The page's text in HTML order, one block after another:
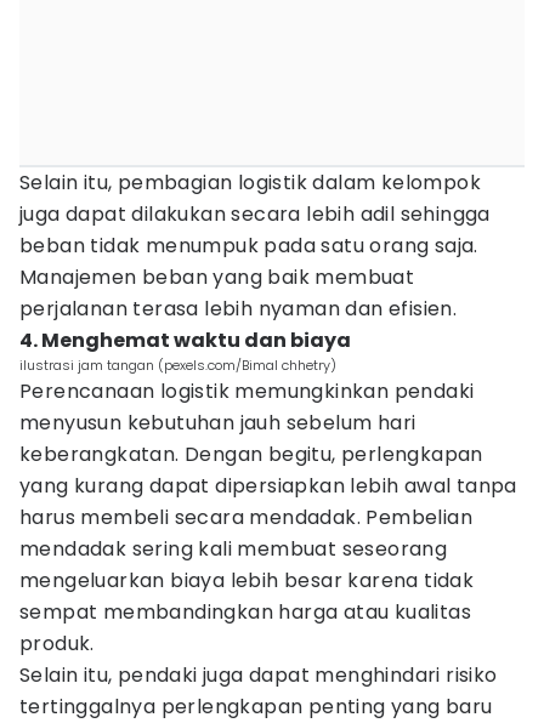
Selain itu, pembagian logistik dalam kelompok
juga dapat dilakukan secara lebih adil sehingga
beban tidak menumpuk pada satu orang saja.
Manajemen beban yang baik membuat
perjalanan terasa lebih nyaman dan efisien.
4. Menghemat waktu dan biaya
ilustrasi jam tangan (pexels.com/Bimal chhetry)
Perencanaan logistik memungkinkan pendaki
menyusun kebutuhan jauh sebelum hari
keberangkatan. Dengan begitu, perlengkapan
yang kurang dapat dipersiapkan lebih awal tanpa
harus membeli secara mendadak. Pembelian
mendadak sering kali membuat seseorang
mengeluarkan biaya lebih besar karena tidak
sempat membandingkan harga atau kualitas
produk.
Selain itu, pendaki juga dapat menghindari risiko
tertinggalnya perlengkapan penting yang baru